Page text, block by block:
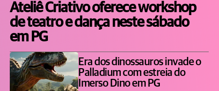
Ateliê Criativo oferece workshop
de teatro e dança neste sábado
em PG
Era dos dinossauros invade o
Palladium com estreia do
Imerso Dino em PG